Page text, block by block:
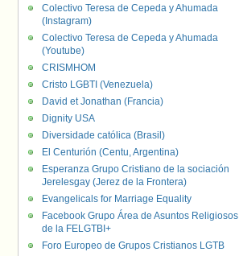
Colectivo Teresa de Cepeda y Ahumada
(Instagram)
Colectivo Teresa de Cepeda y Ahumada
(Youtube)
CRISMHOM
Cristo LGBTI (Venezuela)
David et Jonathan (Francia)
Dignity USA
Diversidade católica (Brasil)
El Centurión (Centu, Argentina)
Esperanza Grupo Cristiano de la sociación
Jerelesgay (Jerez de la Frontera)
Evangelicals for Marriage Equality
Facebook Grupo Área de Asuntos Religiosos
de la FELGTBI+
Foro Europeo de Grupos Cristianos LGTB